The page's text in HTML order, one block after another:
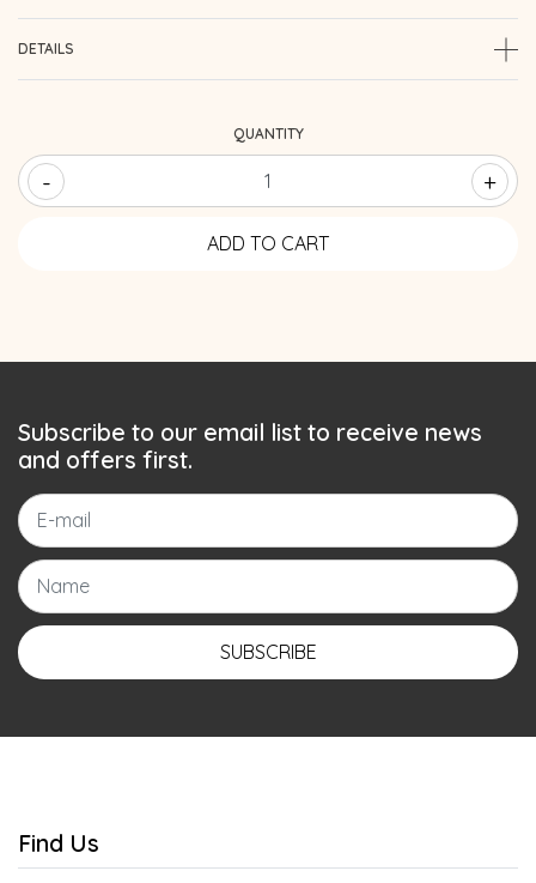
DETAILS
QUANTITY
- +
Subscribe to our email list to receive news
and offers first.
SUBSCRIBE
Find Us